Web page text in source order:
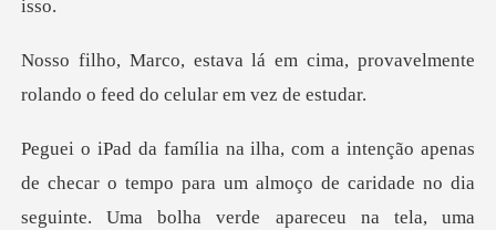
cima, provavelmente
rolando o f
m almoço de caridade no dia
seguinte. Uma bolha verde apareceu na tela, uma